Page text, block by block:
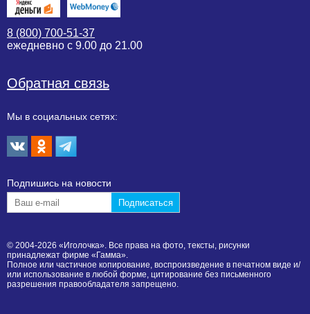
8 (800) 700-51-37
ежедневно с 9.00 до 21.00
Обратная связь
Мы в социальных сетях:
Подпишиcь на новости
© 2004-2026 «Иголочка». Все права на фото, тексты, рисунки
принадлежат фирме «Гамма».
Полное или частичное копирование, воспроизведение в печатном виде и/
или использование в любой форме, цитирование без письменного
разрешения правообладателя запрещено.